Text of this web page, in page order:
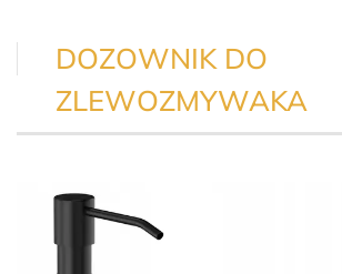
DOZOWNIK DO
ZLEWOZMYWAKA